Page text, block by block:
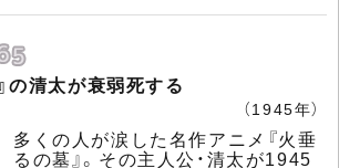
の清太が衰弱死する
（1945年）
多くの人が涙した名作アニメ『火垂
るの墓』。その主人公・清太が1945